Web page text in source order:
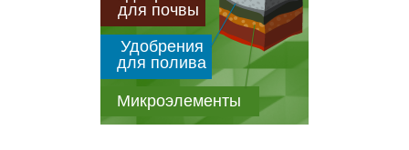
для почвы
Удобрения
для полива
Микроэлементы